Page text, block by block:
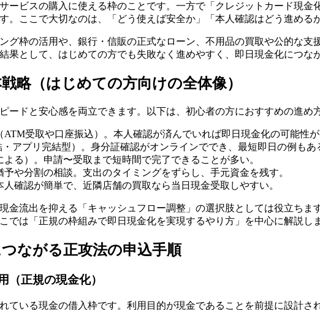
ービスの購入に使える枠のことです。一方で「クレジットカード現
。ここで大切なのは、「どう使えば安全か」「本人確認はどう進める
グ枠の活用や、銀行・信販の正式なローン、不用品の買取や公的な
果として、はじめての方でも失敗なく進めやすく、即日現金化につな
略（はじめての方向けの全体像）
ードと安心感を両立できます。以下は、初心者の方におすすめの進め
受取や口座振込）。本人確認が済んでいれば即日現金化の可能性が
アプリ完結型）。身分証確認がオンラインででき、最短即日の例もあ
る）。申請〜受取まで短時間で完了できることが多い。
や分割の相談。支出のタイミングをずらし、手元資金を残す。
確認が簡単で、近隣店舗の買取なら当日現金受取しやすい。
金流出を抑える「キャッシュフロー調整」の選択肢としては役立ち
は「正規の枠組みで即日現金化を実現するやり方」を中心に解説し
ながる正攻法の申込手順
（正規の現金化）
ている現金の借入枠です。利用目的が現金であることを前提に設計さ